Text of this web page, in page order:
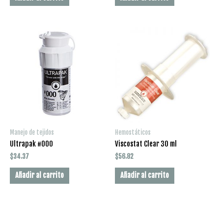
Manejo de tejidos
Ultrapak #000
$34.37
Añadir al carrito
Hemostáticos
Viscostat Clear 30 ml
$56.82
Añadir al carrito